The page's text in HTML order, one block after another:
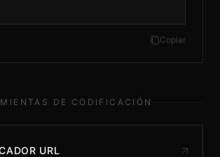
Copiar
DE CODIFICACIÓN
URL